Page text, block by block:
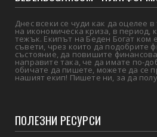
Днес всеки се чуди как да оцелее
на икономическа криза, в период,
тежък. Екипът на Беден Богат ком
съвети, чрез които да подобрите
състояние, да повишите
направите така, че да имате по-
обичате да пишете, можете да се
нашият екип! Пишете ни, за да
ПОЛЕЗНИ РЕСУРСИ